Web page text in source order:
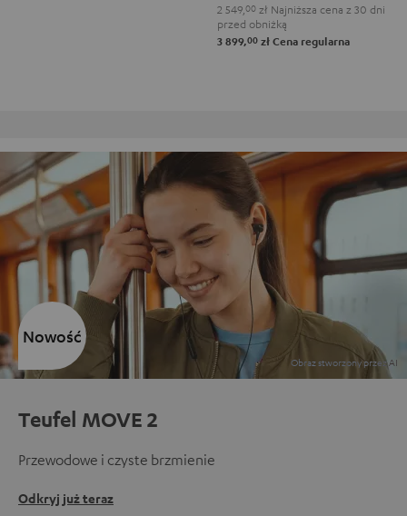
2 549,00 zł Najniższa cena z 30 dni
przed obniżką
3 899,00 zł Cena regularna
Teufel MOVE 2
Przewodowe i czyste brzmienie
Odkryj już teraz
Nowość